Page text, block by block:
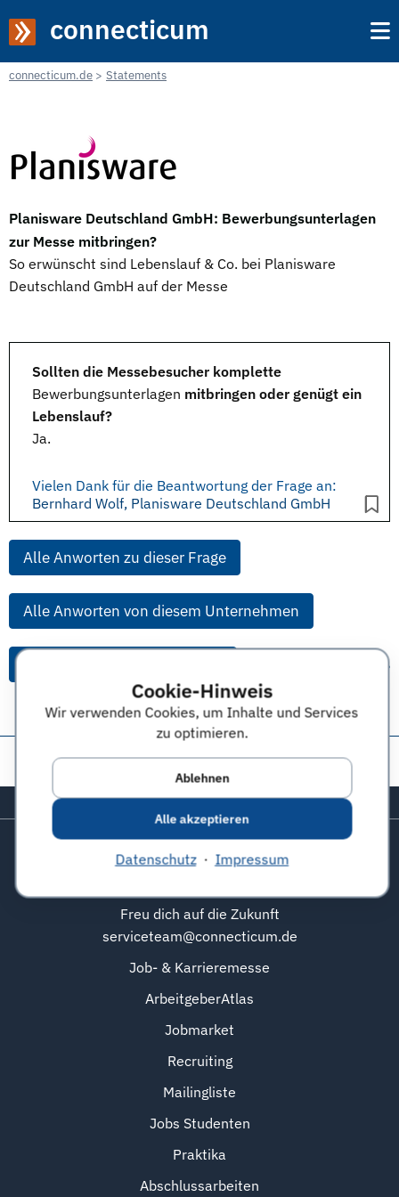
Cookie-Hinweis
Wir verwenden Cookies, um Inhalte und Services
zu optimieren.
Ablehnen
Alle akzeptieren
Datenschutz· Impressum
connecticum
connecticum.de Statements
Planisware Deutschland GmbH: Bewerbungsunterlagen
zur Messe mitbringen?
So erwünscht sind Lebenslauf & Co. bei Planisware
Deutschland GmbH auf der Messe
Sollten die Messebesucher komplette
Bewerbungsunterlagen mitbringen oder genügt ein
Lebenslauf?
Ja.
Vielen Dank für die Beantwortung der Frage an:
Bernhard Wolf, Planisware Deutschland GmbH
Alle Anworten zu dieser Frage
Alle Anworten von diesem Unternehmen
Diese Seite teilen:
Zurück zum Seitenanfang
Freu dich auf die Zukunft
serviceteam@connecticum.de
Job- & Karrieremesse
ArbeitgeberAtlas
Jobmarket
Recruiting
Mailingliste
Jobs Studenten
Praktika
Abschlussarbeiten